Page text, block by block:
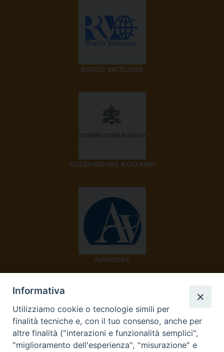
RADIO VATICANA
OSSERVATORE ROMANO
AVVENIRE
Informativa
Utilizziamo cookie o tecnologie simili per
finalità tecniche e, con il tuo consenso, anche per
altre finalità ("interazioni e funzionalità semplici",
"miglioramento dell'esperienza", "misurazione" e